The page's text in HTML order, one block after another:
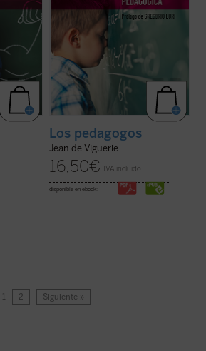
Los pedagogos
Jean de Viguerie
16,50€ IVA incluido
disponible en ebook:
1 2 Siguiente »